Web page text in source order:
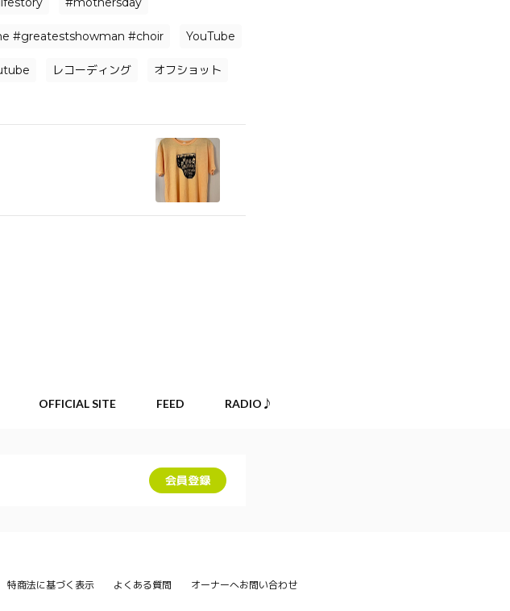
#greatestshowman #choir YouTube
レコーディング オフショット
OFFICIAL SITE FEED RADIO♪
会員登録
特商法に基づく表示 よくある質問 オーナーへお問い合わせ